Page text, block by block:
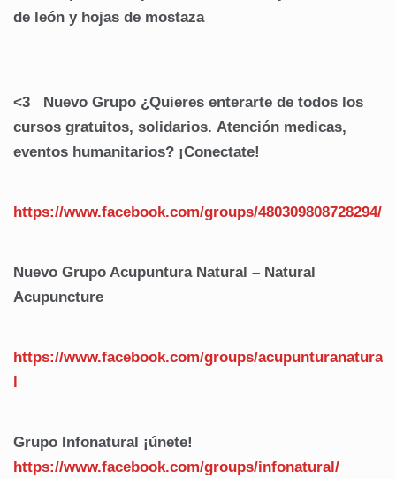
de león y hojas de mostaza
<3 Nuevo Grupo ¿Quieres enterarte de todos los
cursos gratuitos, solidarios. Atención medicas,
eventos humanitarios? ¡Conectate!
https://www.facebook.com/groups/480309808728294/
Nuevo Grupo Acupuntura Natural – Natural
Acupuncture
https://www.facebook.com/groups/acupunturanatura
l
Grupo Infonatural ¡únete!
https://www.facebook.com/groups/infonatural/